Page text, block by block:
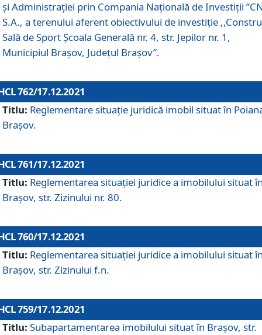
și Administrației prin Compania Naţională de Investiţii
S.A., a terenului aferent obiectivului de investiție
Sală de Sport Școala Generală nr. 4, str. Jepilor nr. 1,
Municipiul Brașov, Județul Brașov”.
762/17.12.2021
Titlu: Reglementare situație juridică imobil situat în
Brașov.
761/17.12.2021
Titlu: Reglementarea situației juridice a imobilului situat
Brașov, str. Zizinului nr. 80.
760/17.12.2021
Titlu: Reglementarea situației juridice a imobilului situat
Brașov, str. Zizinului f.n.
759/17.12.2021
Titlu: Subapartamentarea imobilului situat în Brașov, str.